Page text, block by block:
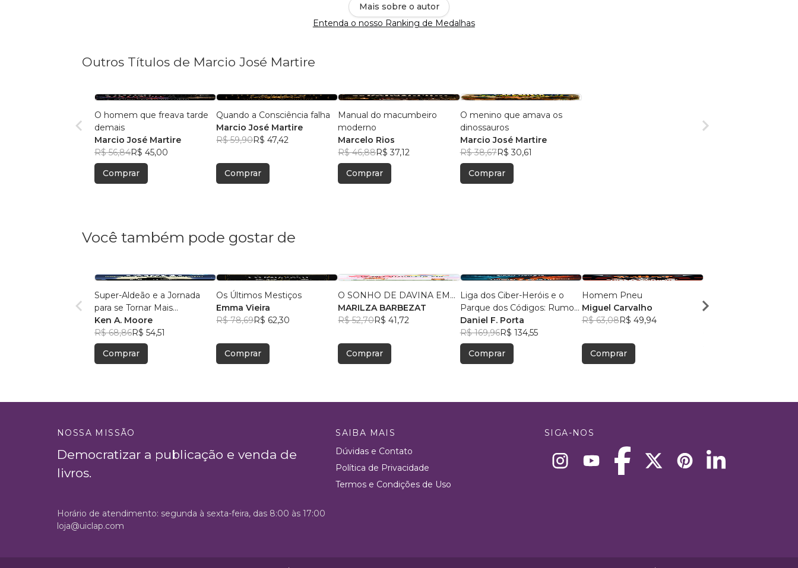
Mais sobre o autor
Entenda o nosso Ranking de Medalhas
Outros Títulos de Marcio José Martire
O homem que freava tarde
demais
Marcio José Martire
R$ 56,84R$ 45,00
Comprar
Quando a Consciência falha
Marcio José Martire
R$ 59,90R$ 47,42
Comprar
Manual do macumbeiro
moderno
Marcelo Rios
R$ 46,88R$ 37,12
Comprar
O menino que amava os
dinossauros
Marcio José Martire
R$ 38,67R$ 30,61
Comprar
Você também pode gostar de
Super-Aldeão e a Jornada
para se Tornar Mais
Interessante!
Ken A. Moore
R$ 68,86R$ 54,51
Comprar
Os Últimos Mestiços
Emma Vieira
R$ 78,69R$ 62,30
Comprar
O SONHO DE DAVINA EM...
MARILZA BARBEZAT
R$ 52,70R$ 41,72
Comprar
Liga dos Ciber-Heróis e o
Parque dos Códigos: Rumo
ao Desconhecido
Daniel F. Porta
R$ 169,96R$ 134,55
Comprar
Homem Pneu
Miguel Carvalho
R$ 63,08R$ 49,94
Comprar
Mágicos
NOSSA MISSÃO
Democratizar a publicação e venda de
livros.
SAIBA MAIS
Dúvidas e Contato
Política de Privacidade
Termos e Condições de Uso
SIGA-NOS
Horário de atendimento: segunda à sexta-feira, das 8:00 às 17:00
loja@uiclap.com